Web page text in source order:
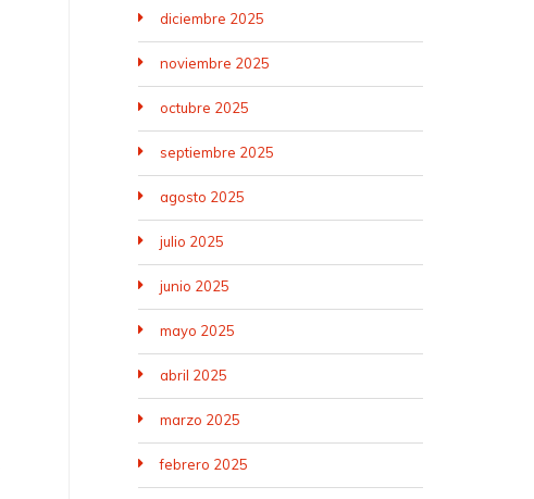
diciembre 2025
noviembre 2025
octubre 2025
septiembre 2025
agosto 2025
julio 2025
junio 2025
mayo 2025
abril 2025
marzo 2025
febrero 2025